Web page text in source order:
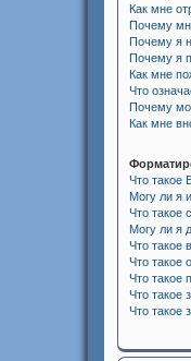
Как мне
Почему
Почему я
Почему я
Как мне
Что
Почему
Как мне
Что такое
Могу ли я
Что такое
Могу ли я
Что такое
Что такое
Что такое
Что такое
Что такое